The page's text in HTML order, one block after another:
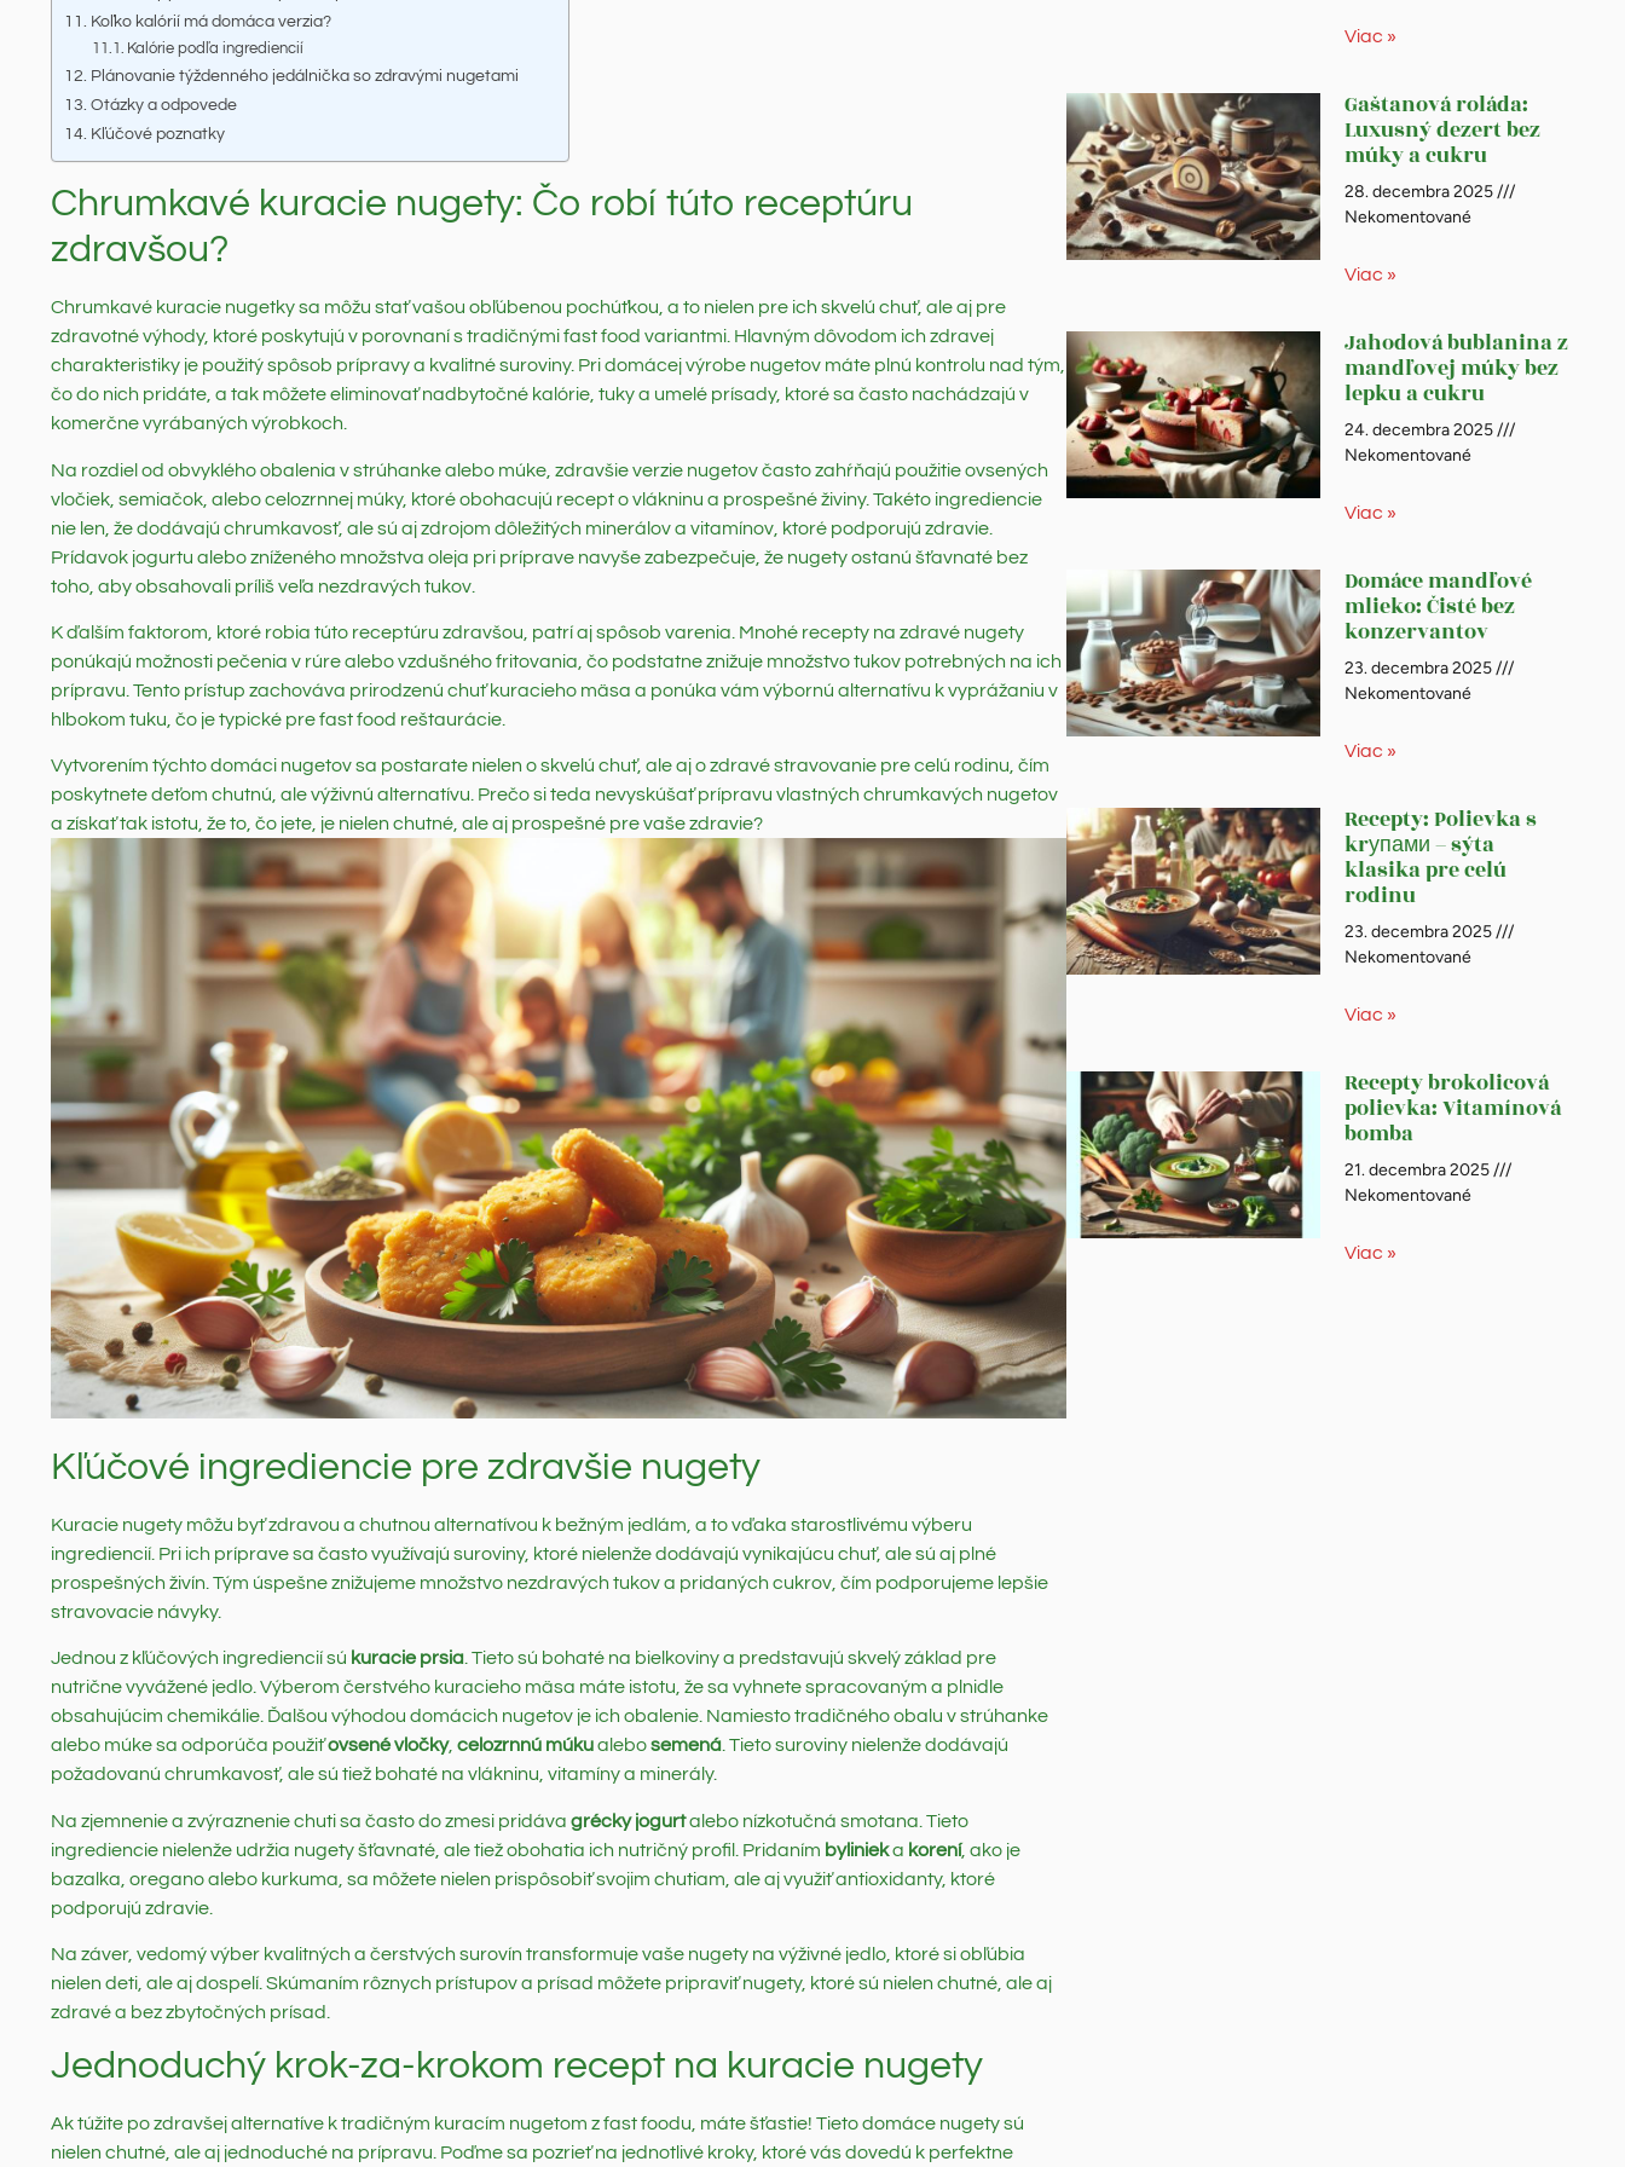
Koľko kalórií má domáca verzia?
Kalórie podľa ingrediencií
Plánovanie týždenného jedálnička so zdravými nugetami
Otázky a odpovede
Kľúčové poznatky
Chrumkavé kuracie nugety: Čo robí túto receptúru
zdravšou?
Chrumkavé kuracie nugetky sa môžu stať vašou obľúbenou pochúťkou, a to nielen pre ich skvelú chuť, ale aj pre
zdravotné výhody, ktoré poskytujú v porovnaní s tradičnými fast food variantmi. Hlavným dôvodom ich zdravej
charakteristiky je použitý spôsob prípravy a kvalitné suroviny. Pri domácej výrobe nugetov máte plnú kontrolu nad tým,
čo do nich pridáte, a tak môžete eliminovať nadbytočné kalórie, tuky a umelé prísady, ktoré sa často nachádzajú v
komerčne vyrábaných výrobkoch.
Na rozdiel od obvyklého obalenia v strúhanke alebo múke, zdravšie verzie nugetov často zahŕňajú použitie ovsených
vločiek, semiačok, alebo celozrnnej múky, ktoré obohacujú recept o vlákninu a prospešné živiny. Takéto ingrediencie
nie len, že dodávajú chrumkavosť, ale sú aj zdrojom dôležitých minerálov a vitamínov, ktoré podporujú zdravie.
Prídavok jogurtu alebo zníženého množstva oleja pri príprave navyše zabezpečuje, že nugety ostanú šťavnaté bez
toho, aby obsahovali príliš veľa nezdravých tukov.
K ďalším faktorom, ktoré robia túto receptúru zdravšou, patrí aj spôsob varenia. Mnohé recepty na zdravé nugety
ponúkajú možnosti pečenia v rúre alebo vzdušného fritovania, čo podstatne znižuje množstvo tukov potrebných na ich
prípravu. Tento prístup zachováva prirodzenú chuť kuracieho mäsa a ponúka vám výbornú alternatívu k vyprážaniu v
hlbokom tuku, čo je typické pre fast food reštaurácie.
Vytvorením týchto domáci nugetov sa postarate nielen o skvelú chuť, ale aj o zdravé stravovanie pre celú rodinu, čím
poskytnete deťom chutnú, ale výživnú alternatívu. Prečo si teda nevyskúšať prípravu vlastných chrumkavých nugetov
a získať tak istotu, že to, čo jete, je nielen chutné, ale aj prospešné pre vaše zdravie?
Kľúčové ingrediencie pre zdravšie nugety
Kuracie nugety môžu byť zdravou a chutnou alternatívou k bežným jedlám, a to vďaka starostlivému výberu
ingrediencií. Pri ich príprave sa často využívajú suroviny, ktoré nielenže dodávajú vynikajúcu chuť, ale sú aj plné
prospešných živín. Tým úspešne znižujeme množstvo nezdravých tukov a pridaných cukrov, čím podporujeme lepšie
stravovacie návyky.
Jednou z kľúčových ingrediencií sú kuracie prsia . Tieto sú bohaté na bielkoviny a predstavujú skvelý základ pre
nutrične vyvážené jedlo. Výberom čerstvého kuracieho mäsa máte istotu, že sa vyhnete spracovaným a plnidle
obsahujúcim chemikálie. Ďalšou výhodou domácich nugetov je ich obalenie. Namiesto tradičného obalu v strúhanke
alebo múke sa odporúča použiťovsené vločky, celozrnnú múkualebosemená . Tieto suroviny nielenže dodávajú
požadovanú chrumkavosť, ale sú tiež bohaté na vlákninu, vitamíny a minerály.
Na zjemnenie a zvýraznenie chuti sa často do zmesi pridáva grécky jogurtalebo nízkotučná smotana. Tieto
ingrediencie nielenže udržia nugety šťavnaté, ale tiež obohatia ich nutričný profil. Pridaním bylinieka korení, ako je
bazalka, oregano alebo kurkuma, sa môžete nielen prispôsobiť svojim chutiam, ale aj využiť antioxidanty, ktoré
podporujú zdravie.
Na záver, vedomý výber kvalitných a čerstvých surovín transformuje vaše nugety na výživné jedlo, ktoré si obľúbia
nielen deti, ale aj dospelí. Skúmaním rôznych prístupov a prísad môžete pripraviť nugety, ktoré sú nielen chutné, ale aj
zdravé a bez zbytočných prísad.
Jednoduchý krok-za-krokom recept na kuracie nugety
Ak túžite po zdravšej alternatíve k tradičným kuracím nugetom z fast foodu, máte šťastie! Tieto domáce nugety sú
nielen chutné, ale aj jednoduché na prípravu. Poďme sa pozrieť na jednotlivé kroky, ktoré vás dovedú k perfektne
Viac »
Gaštanová roláda:
Luxusný dezert bez
múky a cukru
28. decembra 2025
Nekomentované
Viac »
Jahodová bublanina z
mandľovej múky bez
lepku a cukru
24. decembra 2025
Nekomentované
Viac »
Domáce mandľové
mlieko: Čisté bez
konzervantov
23. decembra 2025
Nekomentované
Viac »
Recepty: Polievka s
krупами – sýta
klasika pre celú
rodinu
23. decembra 2025
Nekomentované
Viac »
Recepty brokolicová
polievka: Vitamínová
bomba
21. decembra 2025
Nekomentované
Viac »